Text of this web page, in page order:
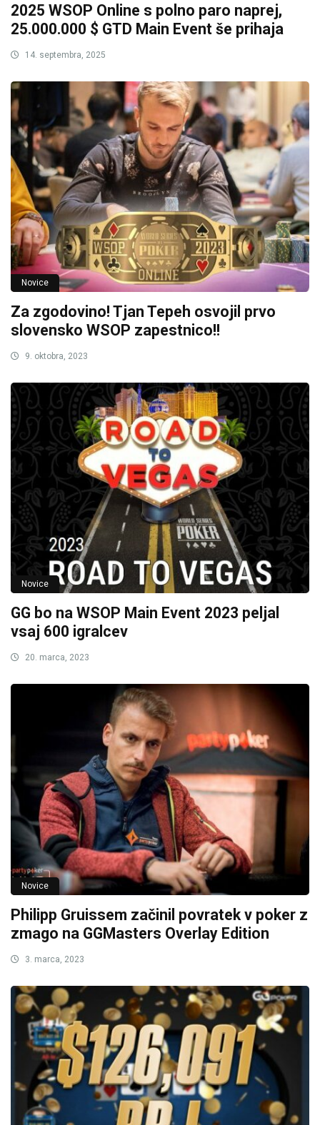
2025 WSOP Online s polno paro naprej,
25.000.000 $ GTD Main Event še prihaja
14. septembra, 2025
Novice
Za zgodovino! Tjan Tepeh osvojil prvo
slovensko WSOP zapestnico!!
9. oktobra, 2023
Novice
GG bo na WSOP Main Event 2023 peljal
vsaj 600 igralcev
20. marca, 2023
Novice
Philipp Gruissem začinil povratek v poker z
zmago na GGMasters Overlay Edition
3. marca, 2023